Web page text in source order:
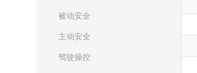
被动安全
主动安全
驾驶操控